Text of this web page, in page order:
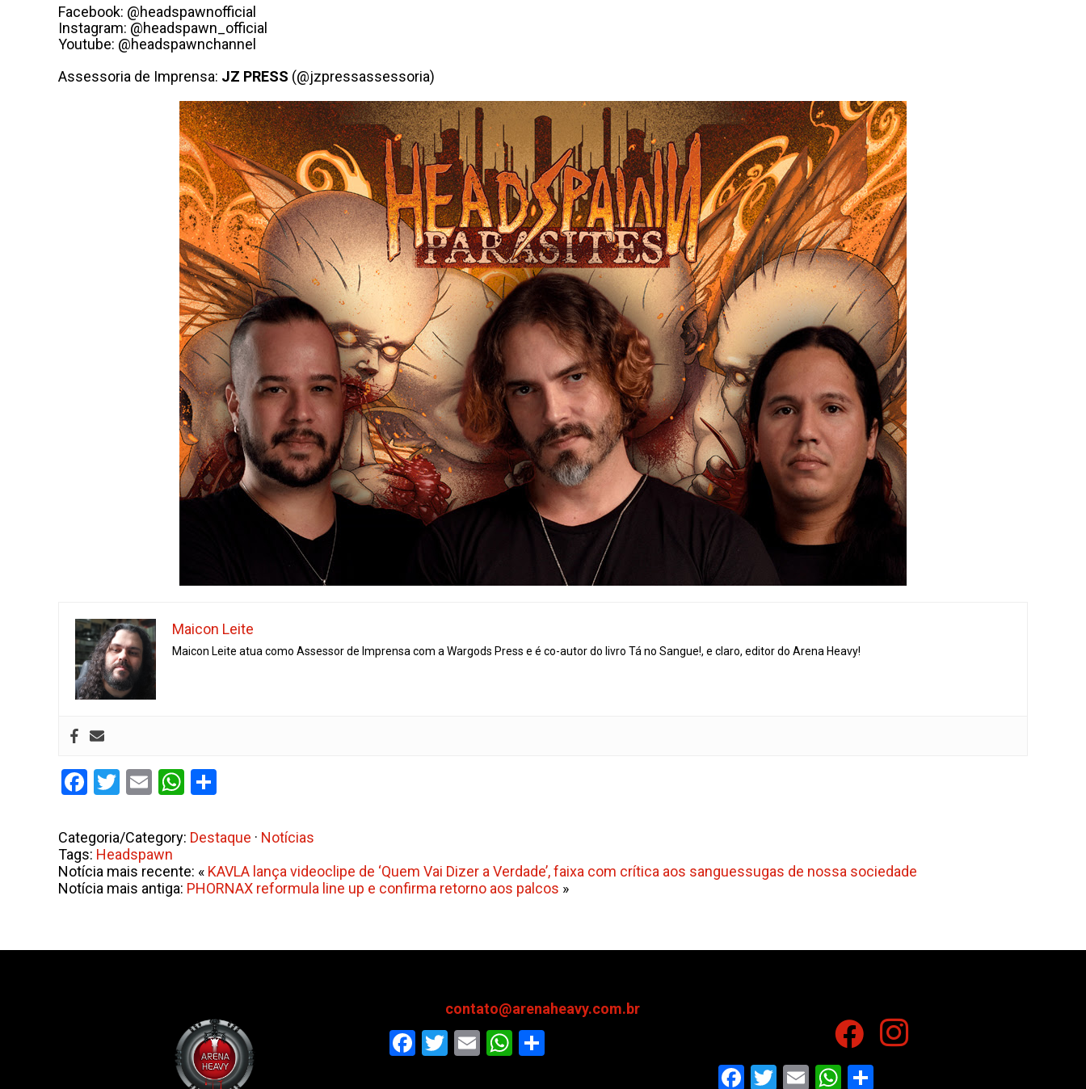
Facebook: @headspawnofficial
Instagram: @headspawn_official
Youtube: @headspawnchannel
Assessoria de Imprensa: JZ PRESS (@jzpressassessoria)
Maicon Leite
Maicon Leite atua como Assessor de Imprensa com a Wargods Press e é co-autor do livro Tá no Sangue!, e claro, editor do Arena Heavy!
Facebook
Twitter
EmailWhatsApp
Categoria/Category: Destaque · Notícias
Tags: Headspawn
Notícia mais recente: « KAVLA lança videoclipe de ‘Quem Vai Dizer a Verdade’, faixa com crítica aos sanguessugas de nossa sociedade
Notícia mais antiga: PHORNAX reformula line up e confirma retorno aos palcos »
contato@arenaheavy.com.br
Facebook
Twitter
EmailWhatsApp
Facebook
Twitter
EmailWhatsApp
Share